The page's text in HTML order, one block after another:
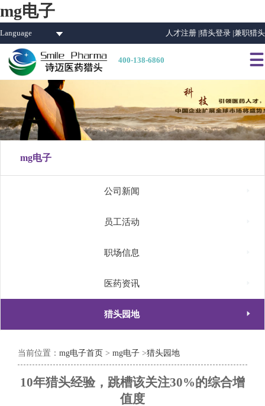
mg电子
Language 人才注册 |猎头登录 |兼职猎头
400-138-6860 
mg电子
公司新闻
员工活动
职场信息
医药资讯
猎头园地 
当前位置： mg电子首页 > mg电子 >猎头园地
10年猎头经验，跳槽该关注30%的综合增
值度